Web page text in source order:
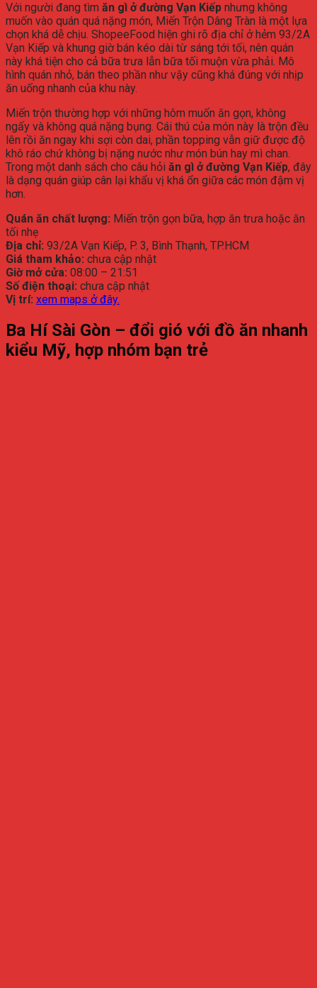
Với người đang tìm ăn gì ở đường Vạn Kiếp nhưng không
muốn vào quán quá nặng món, Miến Trộn Dâng Tràn là một lựa
chọn khá dễ chịu. ShopeeFood hiện ghi rõ địa chỉ ở hẻm 93/2A
Vạn Kiếp và khung giờ bán kéo dài từ sáng tới tối, nên quán
này khá tiện cho cả bữa trưa lẫn bữa tối muộn vừa phải. Mô
hình quán nhỏ, bán theo phần như vậy cũng khá đúng với nhịp
ăn uống nhanh của khu này.
Miến trộn thường hợp với những hôm muốn ăn gọn, không
ngấy và không quá nặng bụng. Cái thú của món này là trộn đều
lên rồi ăn ngay khi sợi còn dai, phần topping vẫn giữ được độ
khô ráo chứ không bị nặng nước như món bún hay mì chan.
Trong một danh sách cho câu hỏi ăn gì ở đường Vạn Kiếp, đây
là dạng quán giúp cân lại khẩu vị khá ổn giữa các món đậm vị
hơn.
Quán ăn chất lượng: Miến trộn gọn bữa, hợp ăn trưa hoặc ăn
tối nhẹ
Địa chỉ: 93/2A Vạn Kiếp, P. 3, Bình Thạnh, TP.HCM
Giá tham khảo: chưa cập nhật
Giờ mở cửa: 08:00 – 21:51
Số điện thoại: chưa cập nhật
Vị trí: xem maps ở đây.
Ba Hí Sài Gòn – đổi gió với đồ ăn nhanh
kiểu Mỹ, hợp nhóm bạn trẻ